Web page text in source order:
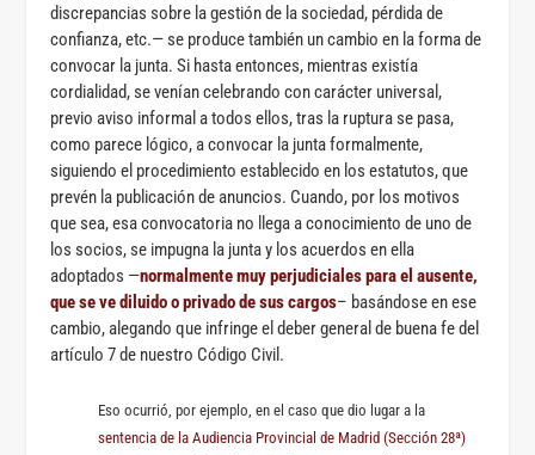
discrepancias sobre la gestión de la sociedad, pérdida de
confianza, etc.— se produce también un cambio en la forma de
convocar la junta. Si hasta entonces, mientras existía
cordialidad, se venían celebrando con carácter universal,
previo aviso informal a todos ellos, tras la ruptura se pasa,
como parece lógico, a convocar la junta formalmente,
siguiendo el procedimiento establecido en los estatutos, que
prevén la publicación de anuncios. Cuando, por los motivos
que sea, esa convocatoria no llega a conocimiento de uno de
los socios, se impugna la junta y los acuerdos en ella
adoptados —normalmente muy perjudiciales para el ausente,
que se ve diluido o privado de sus cargos– basándose en ese
cambio, alegando que infringe el deber general de buena fe del
artículo 7 de nuestro Código Civil.
Eso ocurrió, por ejemplo, en el caso que dio lugar a la
sentencia de la Audiencia Provincial de Madrid (Sección 28ª)